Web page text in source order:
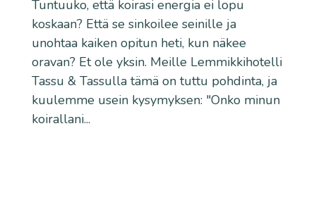
Tuntuuko, että koirasi energia ei lopu
koskaan? Että se sinkoilee seinille ja
unohtaa kaiken opitun heti, kun näkee
oravan? Et ole yksin. Meille Lemmikkihotelli
Tassu & Tassulla tämä on tuttu pohdinta, ja
kuulemme usein kysymyksen: "Onko minun
koirallani...